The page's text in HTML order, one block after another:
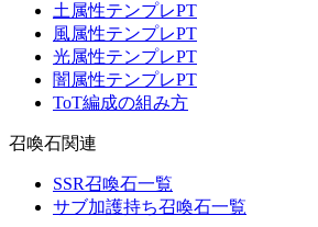
土属性テンプレPT
風属性テンプレPT
光属性テンプレPT
闇属性テンプレPT
ToT編成の組み方
召喚石関連
SSR召喚石一覧
サブ加護持ち召喚石一覧